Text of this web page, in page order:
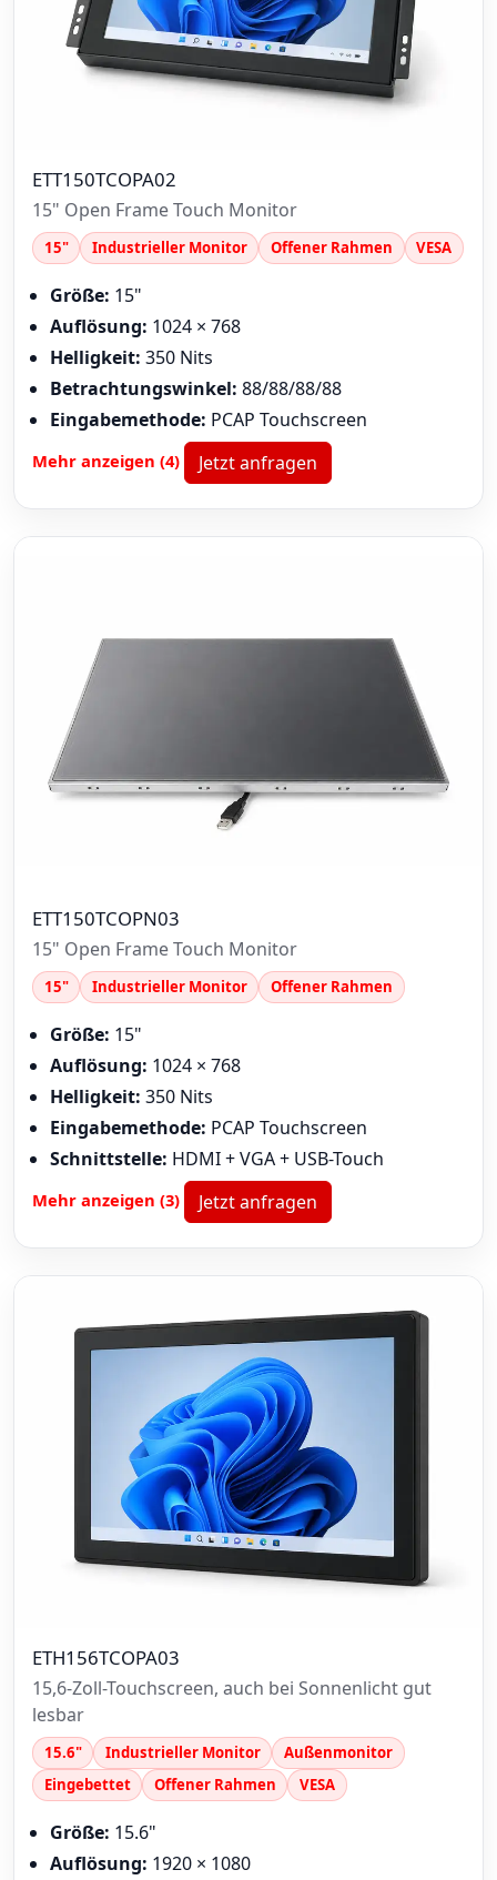
ETT150TCOPA02
15" Open Frame Touch Monitor
15" Industrieller Monitor Offener Rahmen VESA
Größe: 15"
Auflösung: 1024 × 768
Helligkeit: 350 Nits
Betrachtungswinkel: 88/88/88/88
Eingabemethode: PCAP Touchscreen
Mehr anzeigen (4) Jetzt anfragen
ETT150TCOPN03
15" Open Frame Touch Monitor
15" Industrieller Monitor Offener Rahmen
Größe: 15"
Auflösung: 1024 × 768
Helligkeit: 350 Nits
Eingabemethode: PCAP Touchscreen
Schnittstelle: HDMI + VGA + USB-Touch
Mehr anzeigen (3) Jetzt anfragen
ETH156TCOPA03
15,6-Zoll-Touchscreen, auch bei Sonnenlicht gut
lesbar
15.6" Industrieller Monitor
Außenmonitor
Eingebettet
Offener Rahmen VESA
Größe: 15.6"
Auflösung: 1920 × 1080